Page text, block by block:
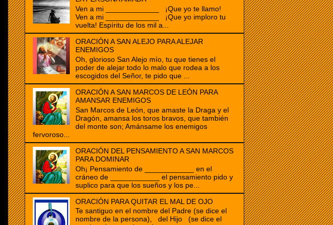
Ven a mi _____________ ¡Que yo te llamo!
Ven a mi _____________ ¡Que yo imploro tu
vuelta! Espíritu de los mil a...
ORACIÓN A SAN ALEJO PARA ALEJAR
ENEMIGOS
Oh, glorioso San Alejo mío, tu que tienes el
poder de alejar todo lo malo que rodea a los
escogidos del Señor, te pido que ...
ORACIÓN A SAN MARCOS DE LEÓN PARA
AMANSAR ENEMIGOS
San Marcos de León, que amaste la Draga y el
Dragón, amansa los toros bravos, que también
del monte son; Amánsame los enemigos
fervoroso...
ORACIÓN DEL PENSAMIENTO A SAN MARCOS
PARA DOMINAR
Oh¡ Pensamiento de ____________ en el
cráneo de ____________ el pensamiento pido y
suplico para que los sueños y los pe...
ORACIÓN PARA QUITAR EL MAL DE OJO
Te santiguo en el nombre del Padre (se dice el
nombre de la persona), del Hijo (se dice el